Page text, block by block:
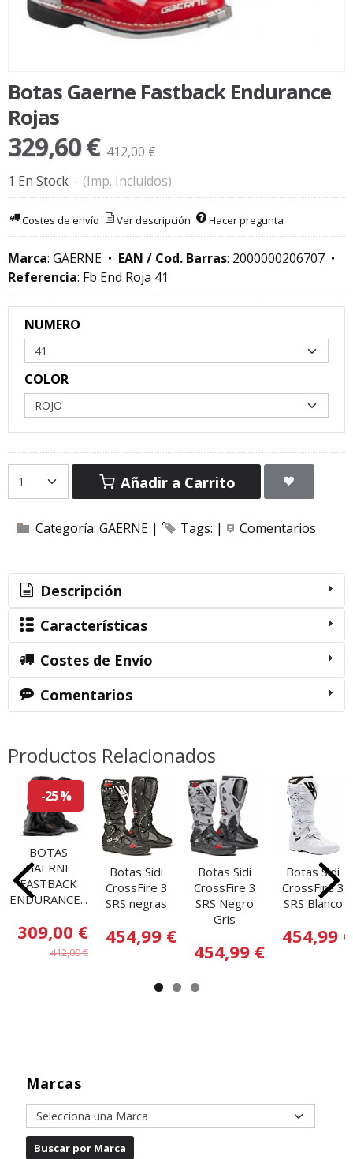
Marcas
Botas Gaerne Fastback Endurance
Rojas
329,60 € 412,00 €
1 En Stock - (Imp. Incluidos)
Costes de envío Ver descripción Hacer pregunta
Marca: GAERNE • EAN / Cod. Barras: 2000000206707 •
Referencia: Fb End Roja 41
NUMERO
COLOR
Añadir a Carrito
Categoría: GAERNE | Tags: | Comentarios
Descripción
Características
Costes de Envío
Comentarios
Productos Relacionados
-25 %
BOTAS
GAERNE
FASTBACK
ENDURANCE...
309,00 €
412,00 €
Botas Sidi
CrossFire 3
SRS negras
454,99 €
Botas Sidi
CrossFire 3
SRS Negro
Gris
454,99 €
Botas Sidi
CrossFire 3
SRS Blanco
454,99 €